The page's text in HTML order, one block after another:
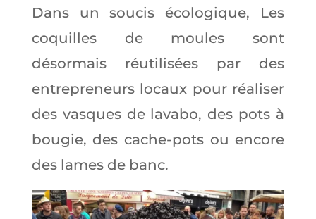
Dans un soucis écologique, Les
coquilles de moules sont
désormais réutilisées par des
entrepreneurs locaux pour réaliser
des vasques de lavabo, des pots à
bougie, des cache-pots ou encore
des lames de banc.